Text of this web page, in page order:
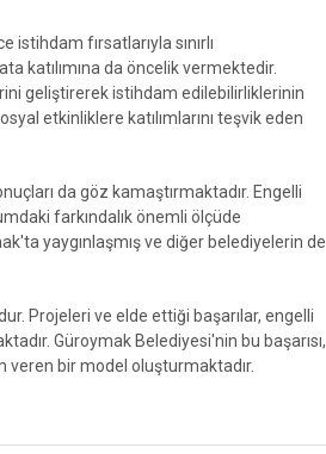
fırsatlarıyla sınırlı
katılımına da öncelik vermektedir.
geliştirerek istihdam edilebilirliklerinin
etkinliklere katılımlarını teşvik eden
da göz kamaştırmaktadır. Engelli
farkındalık önemli ölçüde
yaygınlaşmış ve diğer belediyelerin de
Projeleri ve elde ettiği başarılar, engelli
Güroymak Belediyesi'nin bu başarısı,
veren bir model oluşturmaktadır.